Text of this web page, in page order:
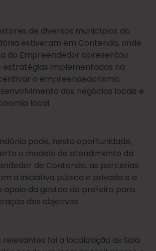
de diversos municípios do
estiveram em Contenda, onde
do Empreendedor apresentou
estratégias implementadas na
o empreendedorismo,
dos negócios locais e
local.
pode, nesta oportunidade,
o modelo de atendimento da
de Contenda, as parcerias
a iniciativa púbica e privada e a
apoio da gestão do prefeito para
dos objetivos.
relevantes foi a localização as Sala